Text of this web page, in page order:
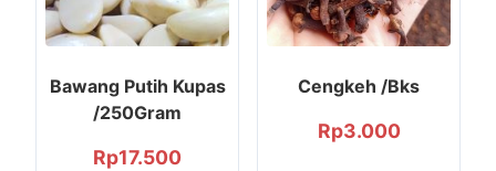
Bawang Putih Kupas
/250Gram
Rp17.500
Cengkeh /Bks
Rp3.000